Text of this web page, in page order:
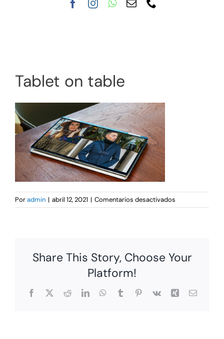
Tablet on table
Poradmin | abril 12, 2021 | Comentarios desactivados
Tablet
Share This Story, Choose Your
Platform!
Facebook
X RedditLinkedInWhatsApp
TumblrPinterest
Vk Xing Correo